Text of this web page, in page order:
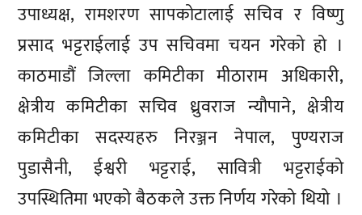
उपाध्यक्ष, रामशरण सापकोटालाई सचिव र विष्णु
प्रसाद भट्टराईलाई उप सचिवमा चयन गरेको हो ।
काठमाडौं जिल्ला कमिटीका मीठाराम अधिकारी,
क्षेत्रीय कमिटीका सचिव ध्रुवराज न्यौपाने, क्षेत्रीय
कमिटीका सदस्यहरु निरञ्जन नेपाल, पुण्यराज
पुडासैनी, ईश्वरी भट्टराई, सावित्री भट्टराईको
उपस्थितिमा भएको बैठकले उक्त निर्णय गरेको थियो ।